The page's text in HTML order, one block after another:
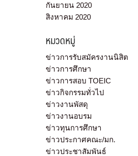
กันยายน 2020
สิงหาคม 2020
หมวดหมู่
ข่าวการรับสมัครงานนิสิต
ข่าวการศึกษา
ข่าวการสอบ TOEIC
ข่าวกิจกรรมทั่วไป
ข่าวงานพัสดุ
ข่าวงานอบรม
ข่าวทุนการศึกษา
ข่าวประกาศคณะ/มก.
ข่าวประชาสัมพันธ์